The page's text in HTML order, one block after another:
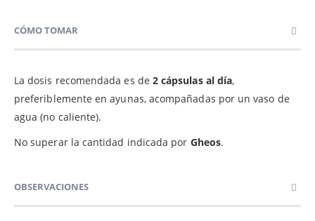
CÓMO TOMAR
La dosis recomendada es de 2 cápsulas al día,
preferiblemente en ayunas, acompañadas por un vaso de
agua (no caliente).
No superar la cantidad indicada por Gheos.
OBSERVACIONES